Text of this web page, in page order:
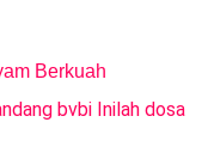
Berkuah